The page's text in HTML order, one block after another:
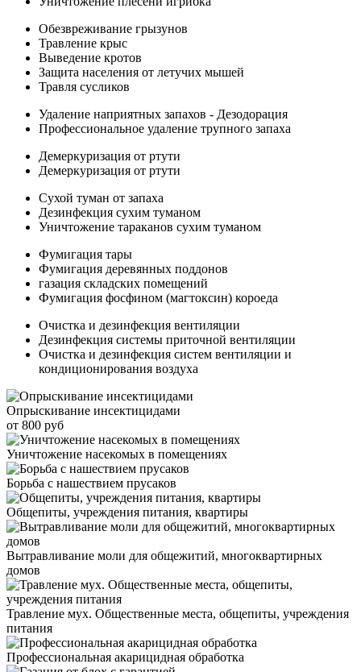
Обезвреживание грызунов
Травление крыс
Выведение кротов
Защита населения от летучих мышей
Травля сусликов
Удаление наприятных запахов - Дезодорация
Профессиональное удаление трупного запаха
Демеркуризация от ртути
Демеркуризация от ртути
Сухой туман от запаха
Дезинфекция сухим туманом
Уничтожение тараканов сухим туманом
Фумигация тары
Фумигация деревянных поддонов
газация складских помещений
Фумигация фосфином (магтоксин) короеда
Очистка и дезинфекция вентиляции
Дезинфекция системы приточной вентиляции
Очистка и дезинфекция систем вентиляции и
кондиционирования воздуха
Опрыскивание инсектицидами
от 800 руб
Уничтожение насекомых в помещениях
Борьба с нашествием прусаков
Общепиты, учреждения питания, квартиры
Вытравливание моли для общежитий, многоквартирных
домов
Травление мух. Общественные места, общепиты, учреждения
питания
Профессиональная акарицидная обработка